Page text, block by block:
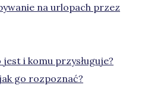
na urlopach przez
i komu przysługuje?
go rozpoznać?